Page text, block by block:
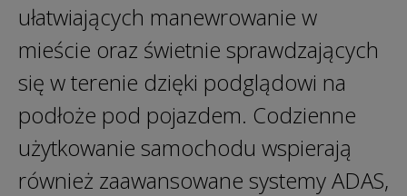
ułatwiających manewrowanie w
mieście oraz świetnie sprawdzających
się w terenie dzięki podglądowi na
podłoże pod pojazdem. Codzienne
użytkowanie samochodu wspierają
również zaawansowane systemy ADAS,